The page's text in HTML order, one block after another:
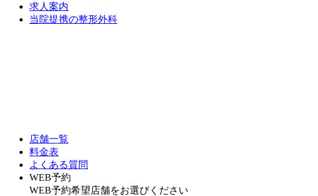
求人案内
当院提携の整形外科
店舗一覧
料金表
よくある質問
WEB予約
WEB予約希望店舗をお選びください